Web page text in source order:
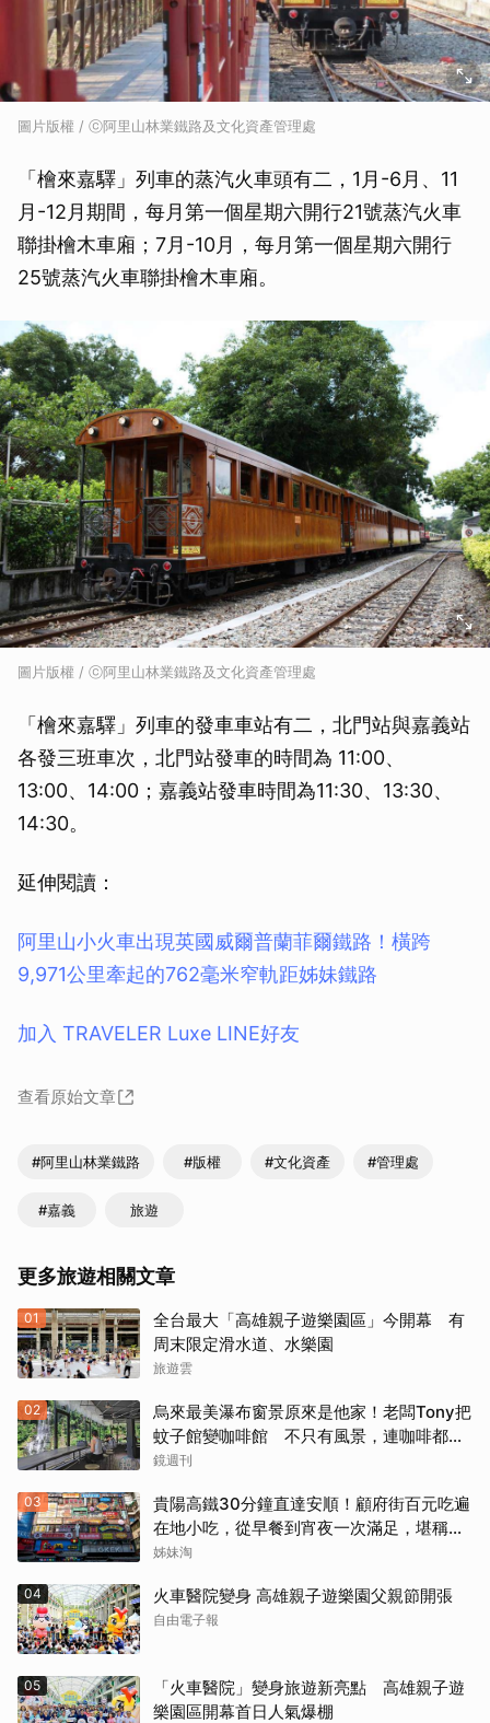
圖片版權 / ⓒ阿里山林業鐵路及文化資產管理處
「檜來嘉驛」列車的蒸汽火車頭有二，1月-6月、11
月-12月期間，每月第一個星期六開行21號蒸汽火車
聯掛檜木車廂；7月-10月，每月第一個星期六開行
25號蒸汽火車聯掛檜木車廂。
圖片版權 / ⓒ阿里山林業鐵路及文化資產管理處
「檜來嘉驛」列車的發車車站有二，北門站與嘉義站
各發三班車次，北門站發車的時間為 11:00、
13:00、14:00；嘉義站發車時間為11:30、13:30、
14:30。
延伸閱讀：
阿里山小火車出現英國威爾普蘭菲爾鐵路！橫跨
9,971公里牽起的762毫米窄軌距姊妹鐵路
加入 TRAVELER Luxe LINE好友
查看原始文章
#阿里山林業鐵路 #版權 #文化資產 #管理處
#嘉義 旅遊
更多旅遊相關文章
01
全台最大「高雄親子遊樂園區」今開幕 有
周末限定滑水道、水樂園
旅遊雲
02
烏來最美瀑布窗景原來是他家！老闆Tony把
蚊子館變咖啡館 不只有風景，連咖啡都好
喝到讓人想再來
鏡週刊
03
貴陽高鐵30分鐘直達安順！顧府街百元吃遍
在地小吃，從早餐到宵夜一次滿足，堪稱貴
州「小吃王國」
姊妹淘
04 火車醫院變身 高雄親子遊樂園父親節開張
自由電子報
05
「火車醫院」變身旅遊新亮點 高雄親子遊
樂園區開幕首日人氣爆棚